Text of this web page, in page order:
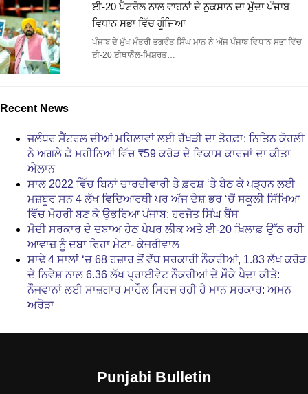
ਈ-20 ਪੈਟਰੋਲ ਨਾਲ ਵਾਹਨਾਂ ਦੇ ਨੁਕਸਾਨ ਦਾ ਮੁੱਦਾ ਪੰਜਾਬ
ਵਿਧਾਨ ਸਭਾ ਵਿੱਚ ਗੂੰਜਿਆ
ਪੰਜਾਬ ਦੇ ਮੁੱਖ ਮੰਤਰੀ ਭਗਵੰਤ ਸਿੰਘ ਮਾਨ ਨੇ ਅੱਜ ਪੰਜਾਬ ਵਿਧਾਨ ਸਭਾ ਵਿੱਚ
ਈ-20 ਈਥਾਨੌਲ-ਮਿਸ਼ਰਤ…
Recent News
ਜਲੰਧਰ ਸੈਂਟਰਲ ਦੀਆਂ ਮਹਿਲਾਵਾਂ ਲਈ ਰੱਖੜੀ ਦਾ ਤੋਹਫ਼ਾ: ਨਿਤਿਨ ਕੋਹਲੀ
ਨੇ ਅਗਲੇ ਛੇ ਮਹੀਨਿਆਂ ਵਿੱਚ ₹59 ਕਰੋੜ ਦੇ ਵਿਕਾਸ ਕਾਰਜਾਂ ਦਾ ਕੀਤਾ
ਐਲਾਨ
ਸਾਲ 2022 ਵਿੱਚ ਬਿਨਾਂ ਚਾਰਦੀਵਾਰੀ ਤੇ ਫ਼ਰਸ਼ ‘ਤੇ ਬੈਠ ਕੇ ਪੜ੍ਹਨ ਲਈ
ਮਜ਼ਬੂਰ ਸਨ 4 ਲੱਖ ਵਿਦਿਆਰਥੀ ਪਰ ਅੱਜ ਦੇਸ਼ ਭਰ ‘ਚੋਂ ਸਕੂਲੀ ਸਿੱਖਿਆ
ਵਿੱਚ ਮੋਹਰੀ ਬਣ ਕੇ ਉਭਰਿਆ ਪੰਜਾਬ: ਹਰਜੋਤ ਸਿੰਘ ਬੈਂਸ
ਮੋਦੀ ਸਰਕਾਰ ਦੇ ਦਬਾਅ ਹੇਠ ਪੇਪਰ ਲੀਕ ਅਤੇ ਈ-20 ਖ਼ਿਲਾਫ਼ ਉੱਠ ਰਹੀ
ਆਵਾਜ਼ ਨੂੰ ਦਬਾ ਰਿਹਾ ਮੇਟਾ- ਕੇਜਰੀਵਾਲ
ਸਾਢੇ 4 ਸਾਲਾਂ ‘ਚ 68 ਹਜ਼ਾਰ ਤੋਂ ਵੱਧ ਸਰਕਾਰੀ ਨੌਕਰੀਆਂ, 1.83 ਲੱਖ ਕਰੋੜ
ਦੇ ਨਿਵੇਸ਼ ਨਾਲ 6.36 ਲੱਖ ਪ੍ਰਾਈਵੇਟ ਨੌਕਰੀਆਂ ਦੇ ਮੌਕੇ ਪੈਦਾ ਕੀਤੇ:
ਨੌਜਵਾਨਾਂ ਲਈ ਸਾਜ਼ਗਾਰ ਮਾਹੌਲ ਸਿਰਜ ਰਹੀ ਹੈ ਮਾਨ ਸਰਕਾਰ: ਅਮਨ
ਅਰੋੜਾ
Punjabi Bulletin